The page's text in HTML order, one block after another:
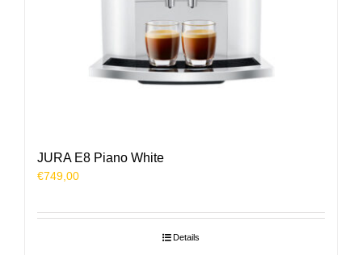
JURA E8 Piano White
€749,00
Details